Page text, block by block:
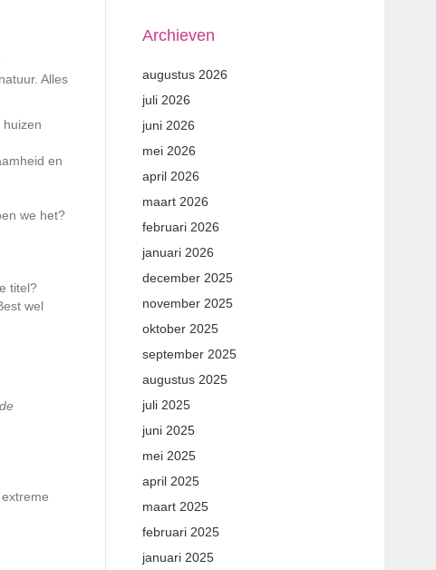
Alles
en
we het?
titel?
wel
Archieven
augustus 2026
juli 2026
juni 2026
mei 2026
april 2026
maart 2026
februari 2026
januari 2026
december 2025
november 2025
oktober 2025
september 2025
augustus 2025
juli 2025
juni 2025
mei 2025
april 2025
maart 2025
februari 2025
januari 2025